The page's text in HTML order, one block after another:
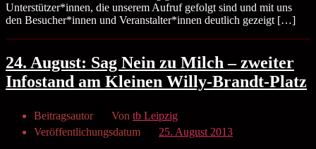
Unterstützer*innen, die unserem Aufruf gefolgt sind und mit uns
den Besucher*innen und Veranstalter*innen deutlich gezeigt […]
24. August: Sag Nein zu Milch – zweiter
Infostand am Kleinen Willy-Brandt-Platz
Beitragsautor Von tb Leipzig
Veröffentlichungsdatum
25. August 2013